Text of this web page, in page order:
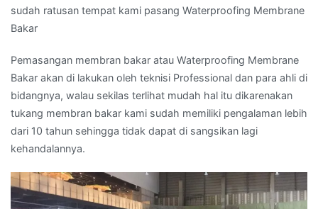
sudah ratusan tempat kami pasang Waterproofing Membrane
Bakar
Pemasangan membran bakar atau Waterproofing Membrane
Bakar akan di lakukan oleh teknisi Professional dan para ahli di
bidangnya, walau sekilas terlihat mudah hal itu dikarenakan
tukang membran bakar kami sudah memiliki pengalaman lebih
dari 10 tahun sehingga tidak dapat di sangsikan lagi
kehandalannya.